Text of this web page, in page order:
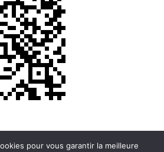
pour vous garantir la meilleure